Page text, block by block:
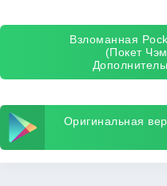
Взломанная
(Покет
Оригинальная